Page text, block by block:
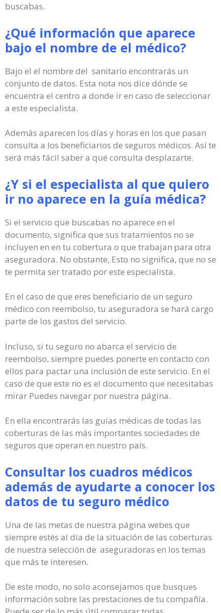
buscabas.
¿Qué información que aparece
bajo el nombre de el médico?
Bajo el el nombre del sanitario encontrarás un
conjunto de datos. Esta nota nos dice dónde se
encuentra el centro a donde ir en caso de seleccionar
a este especialista.
Además aparecen los días y horas en los que pasan
consulta a los beneficiarios de seguros médicos. Así te
será más fácil saber a qué consulta desplazarte.
¿Y si el especialista al que quiero
ir no aparece en la guía médica?
Si el servicio que buscabas no aparece en el
documento, significa que sus tratamientos no se
incluyen en en tu cobertura o que trabajan para otra
aseguradora. No obstante, Esto no significa, que no se
te permita ser tratado por este especialista.
En el caso de que eres beneficiario de un seguro
médico con reembolso, tu aseguradora se hará cargo
parte de los gastos del servicio.
Incluso, si tu seguro no abarca el servicio de
reembolso, siempre puedes ponerte en contacto con
ellos para pactar una inclusión de este servicio. En el
caso de que este no es el documento que necesitabas
mirar Puedes navegar por nuestra página.
En ella encontrarás las guías médicas de todas las
coberturas de las más importantes sociedades de
seguros que operan en nuestro país.
Consultar los cuadros médicos
además de ayudarte a conocer los
datos de tu seguro médico
Una de las metas de nuestra página webes que
siempre estés al día de la situación de las coberturas
de nuestra selección de aseguradoras en los temas
que más te interesen.
De este modo, no solo aconsejamos que busques
información sobre las prestaciones de tu compañía.